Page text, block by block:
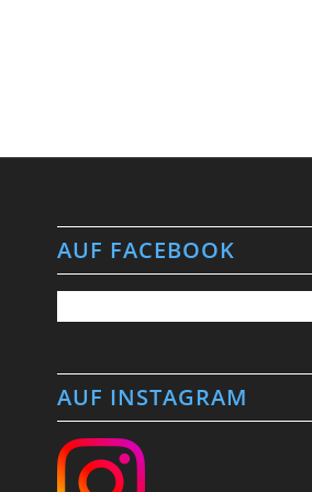
AUF FACEBOOK
AUF INSTAGRAM